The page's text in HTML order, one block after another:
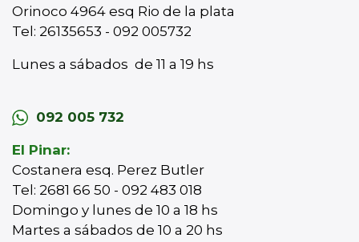
Orinoco 4964 esq Rio de la plata
Tel: 26135653 - 092 005732
Lunes a sábados de 11 a 19 hs
092 005 732
El Pinar:
Costanera esq. Perez Butler
Tel: 2681 66 50 - 092 483 018
Domingo y lunes de 10 a 18 hs
Martes a sábados de 10 a 20 hs